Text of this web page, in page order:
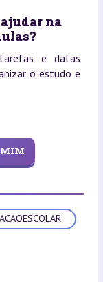
na
e datas
o estudo e
MIM